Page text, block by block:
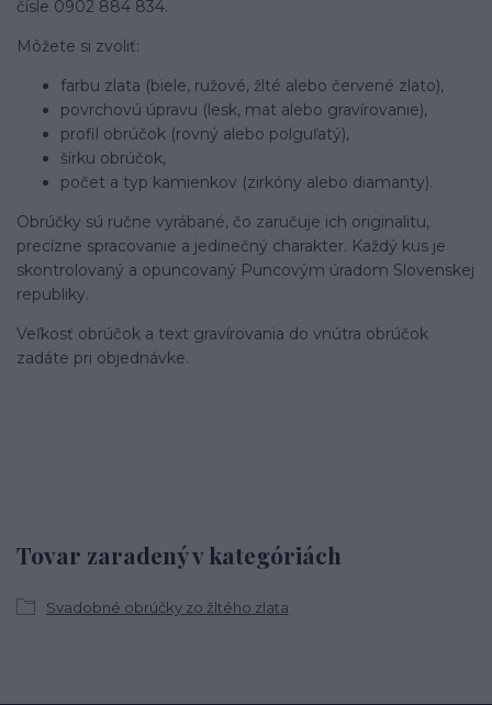
čísle 0902 884 834.
Môžete si zvoliť:
farbu zlata (biele, ružové, žlté alebo červené zlato),
povrchovú úpravu (lesk, mat alebo gravírovanie),
profil obrúčok (rovný alebo polguľatý),
šírku obrúčok,
počet a typ kamienkov (zirkóny alebo diamanty).
Obrúčky sú ručne vyrábané, čo zaručuje ich originalitu,
precízne spracovanie a jedinečný charakter. Každý kus je
skontrolovaný a opuncovaný Puncovým úradom Slovenskej
republiky.
Veľkosť obrúčok a text gravírovania do vnútra obrúčok
zadáte pri objednávke.
Tovar zaradený v kategóriách
Svadobné obrúčky zo žltého zlata